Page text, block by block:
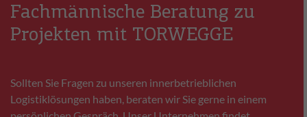
Fachmännische Beratung zu
Projekten mit TORWEGGE
Sollten Sie Fragen zu unseren innerbetrieblichen
Logistiklösungen haben, beraten wir Sie gerne in einem